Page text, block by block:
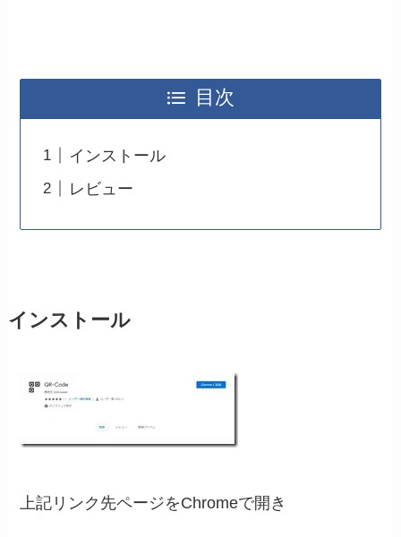
目次
インストール
レビュー
インストール
上記リンク先ページをChromeで開き